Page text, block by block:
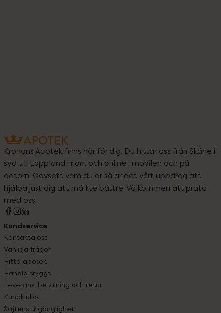
Kronans Apotek finns här för dig. Du hittar oss från Skåne i
syd till Lappland i norr, och online i mobilen och på
datorn. Oavsett vem du är så är det vårt uppdrag att
hjälpa just dig att må lite bättre. Välkommen att prata
med oss.
Kundservice
Kontakta oss
Vanliga frågor
Hitta apotek
Handla tryggt
Leverans, betalning och retur
Kundklubb
Sajtens tillgänglighet